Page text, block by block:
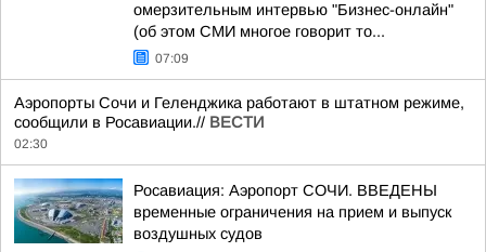
омерзительным интервью "Бизнес-онлайн"
(об этом СМИ многое говорит то...
07:09
Аэропорты Сочи и Геленджика работают в штатном режиме,
сообщили в Росавиации.// ВЕСТИ
02:30
Росавиация: Аэропорт СОЧИ. ВВЕДЕНЫ
временные ограничения на прием и выпуск
воздушных судов